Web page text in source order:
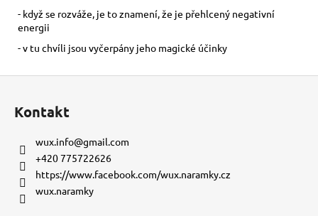
- když se rozváže, je to znamení, že je přehlcený negativní
energii
- v tu chvíli jsou vyčerpány jeho magické účinky
Kontakt
wux.info@gmail.com
+420 775722626
https://www.facebook.com/wux.naramky.cz
wux.naramky